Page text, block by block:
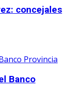
concejales
Banco